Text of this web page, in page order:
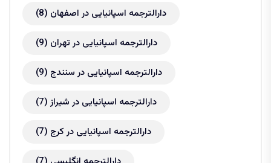
دارالترجمه اسپانیایی در اصفهان (8)
دارالترجمه اسپانیایی در تهران (9)
دارالترجمه اسپانیایی در سنندج (9)
دارالترجمه اسپانیایی در شیراز(7)
دارالترجمه اسپانیایی در کرج (7)